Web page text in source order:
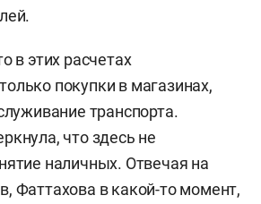
место на улице
(погашено);
Benz E 300 (куплены
млн рублей, уже
в этих расчетах
покупки в магазинах,
транспорта.
что здесь не
наличных. Отвечая на
Фаттахова в какой-то момент,